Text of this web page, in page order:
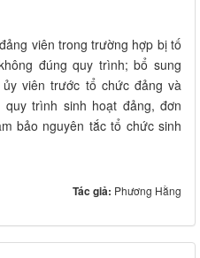
viên trong trường hợp bị tố
đúng quy trình; bổ sung
viên trước tổ chức đảng và
trình sinh hoạt đảng, đơn
bảo nguyên tắc tổ chức sinh
Tác giả: Phương Hằng